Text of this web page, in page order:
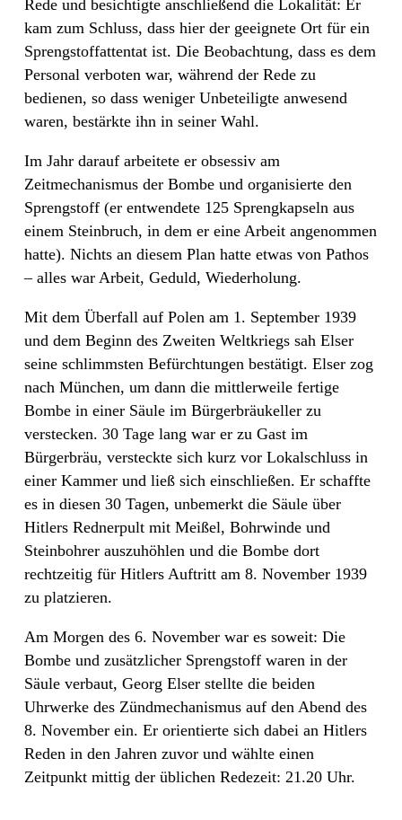
Rede und besichtigte anschließend die Lokalität: Er
kam zum Schluss, dass hier der geeignete Ort für ein
Sprengstoffattentat ist. Die Beobachtung, dass es dem
Personal verboten war, während der Rede zu
bedienen, so dass weniger Unbeteiligte anwesend
waren, bestärkte ihn in seiner Wahl.
Im Jahr darauf arbeitete er obsessiv am
Zeitmechanismus der Bombe und organisierte den
Sprengstoff (er entwendete 125 Sprengkapseln aus
einem Steinbruch, in dem er eine Arbeit angenommen
hatte). Nichts an diesem Plan hatte etwas von Pathos
– alles war Arbeit, Geduld, Wiederholung.
Mit dem Überfall auf Polen am 1. September 1939
und dem Beginn des Zweiten Weltkriegs sah Elser
seine schlimmsten Befürchtungen bestätigt. Elser zog
nach München, um dann die mittlerweile fertige
Bombe in einer Säule im Bürgerbräukeller zu
verstecken. 30 Tage lang war er zu Gast im
Bürgerbräu, versteckte sich kurz vor Lokalschluss in
einer Kammer und ließ sich einschließen. Er schaffte
es in diesen 30 Tagen, unbemerkt die Säule über
Hitlers Rednerpult mit Meißel, Bohrwinde und
Steinbohrer auszuhöhlen und die Bombe dort
rechtzeitig für Hitlers Auftritt am 8. November 1939
zu platzieren.
Am Morgen des 6. November war es soweit: Die
Bombe und zusätzlicher Sprengstoff waren in der
Säule verbaut, Georg Elser stellte die beiden
Uhrwerke des Zündmechanismus auf den Abend des
8. November ein. Er orientierte sich dabei an Hitlers
Reden in den Jahren zuvor und wählte einen
Zeitpunkt mittig der üblichen Redezeit: 21.20 Uhr.